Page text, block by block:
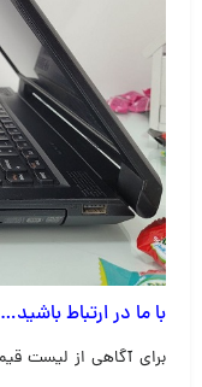
با ما در ارتباط باشید…
برای آگاهی از لیست